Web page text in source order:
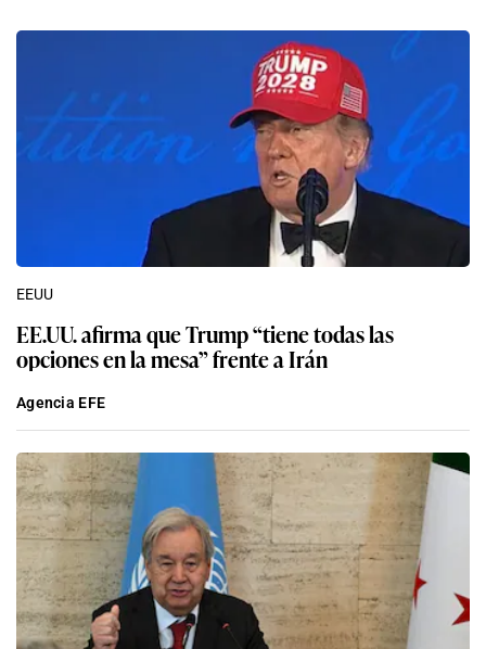
EEUU
EE.UU. afirma que Trump “tiene todas las
opciones en la mesa” frente a Irán
Agencia EFE